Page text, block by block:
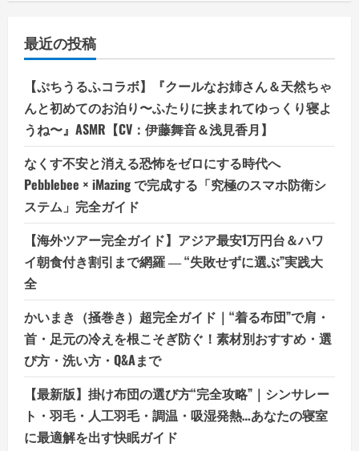
最近の投稿
【ぷちうるふコラボ】『クールなお姉さん＆天然ちゃ
んと初めてのお泊り〜ふたりに挟まれてゆっくり寝よ
うね〜』ASMR【CV：伊藤舞音＆浅見香月】
なくす不安と消える恐怖をゼロにする時代へ
Pebblebee × iMazing で完成する「究極のスマホ防衛シ
ステム」完全ガイド
【海外ツアー完全ガイド】アジア最安1万円台＆ハワ
イ朝食付き割引まで網羅 ― “失敗せずに選ぶ”実践大
全
かいまき（掻巻き）超完全ガイド｜“着る布団”で肩・
首・足元の冷えを根こそぎ防ぐ！素材別おすすめ・選
び方・洗い方・Q&Aまで
【最新版】掛け布団の選び方“完全攻略”｜シンサレー
ト・羽毛・人工羽毛・調温・吸湿発熱…あなたの寝室
に最適解を出す快眠ガイド